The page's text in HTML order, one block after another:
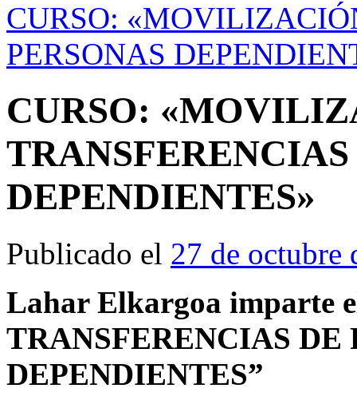
CURSO:
PERSONAS
CURSO:
DEPENDIENTES»
Publicado el 27 de octubre
Lahar Elkargoa imparte
TRANSFERENCIAS DE
DEPENDIENTES”